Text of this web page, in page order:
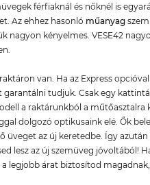
férfiaknál és nőknél is
Az ehhez hasonló műanyag
nagyon kényelmes. VESE42
van. Ha az Express
tudjuk. Csak egy
a raktárunkból a műtőasztalra
dolgozó optikusaink elé. Ők
üveget az új keretedbe. Így
lesz az új szemüveg jóvoltából!
a legjobb árat biztosítod